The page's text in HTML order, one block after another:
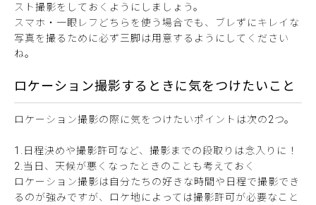
スト撮影をしておくようにしましょう。
スマホ・一眼レフどちらを使う場合でも、ブレずにキレイな
写真を撮るために必ず三脚は用意するようにしてください
ね。
ロケーション撮影するときに気をつけたいこと
ロケーション撮影の際に気をつけたいポイントは次の2つ。
1.日程決めや撮影許可など、撮影までの段取りは念入りに！
2.当日、天候が悪くなったときのことも考えておく
ロケーション撮影は自分たちの好きな時間や日程で撮影でき
るのが強みですが、ロケ地によっては撮影許可が必要なこと